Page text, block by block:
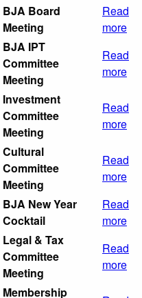
BJA Board
Meeting
Read
more
BJA IPT
Committee
Meeting
Read
more
Investment
Committee
Meeting
Read
more
Cultural
Committee
Meeting
Read
more
BJA New Year
Cocktail
Read
more
Legal & Tax
Committee
Meeting
Read
more
Membership